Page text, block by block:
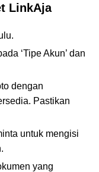
LinkAja
‘Tipe Akun’ dan
dengan
Pastikan
untuk mengisi
yang